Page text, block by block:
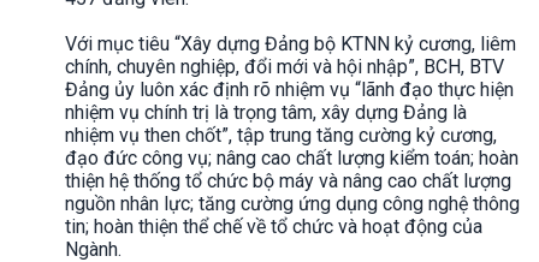
Với mục tiêu “Xây dựng Đảng bộ KTNN kỷ cương, liêm
chính, chuyên nghiệp, đổi mới và hội nhập”, BCH, BTV
Đảng ủy luôn xác định rõ nhiệm vụ “lãnh đạo thực hiện
nhiệm vụ chính trị là trọng tâm, xây dựng Đảng là
nhiệm vụ then chốt”, tập trung tăng cường kỷ cương,
đạo đức công vụ; nâng cao chất lượng kiểm toán; hoàn
thiện hệ thống tổ chức bộ máy và nâng cao chất lượng
nguồn nhân lực; tăng cường ứng dụng công nghệ thông
tin; hoàn thiện thể chế về tổ chức và hoạt động của
Ngành.